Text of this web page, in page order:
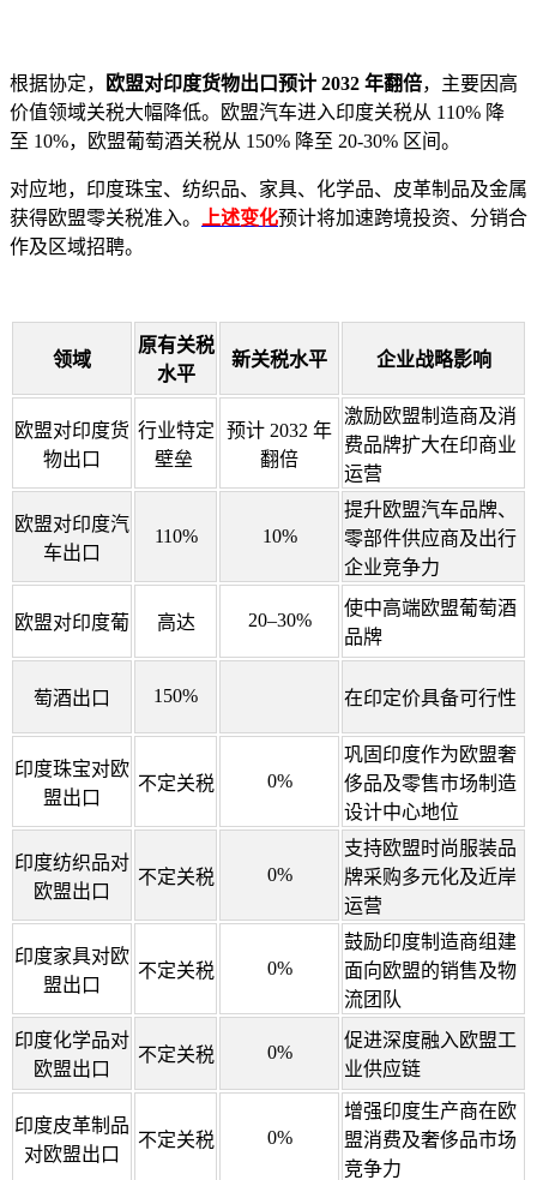
根据协定， 欧盟对印度货物出口预计 2032 年翻倍，主要因高
价值领域关税大幅降低。欧盟汽车进入印度关税从 110% 降
至 10%，欧盟葡萄酒关税从 150% 降至 20-30% 区间。
对应地，印度珠宝、纺织品、家具、化学品、皮革制品及金属
获得欧盟零关税准入。
上述变化预计将加速跨境投资、分销合
作及区域招聘。
领域
原有关税
水平
新关税水平 企业战略影响
欧盟对印度货
物出口
行业特定
壁垒
预计 2032 年
翻倍
激励欧盟制造商及消
费品牌扩大在印商业
运营
欧盟对印度汽
车出口
110% 10%
提升欧盟汽车品牌、
零部件供应商及出行
企业竞争力
欧盟对印度葡 高达 20–30%
使中高端欧盟葡萄酒
品牌
萄酒出口 150% 在印定价具备可行性
印度珠宝对欧
盟出口
不定关税 0%
巩固印度作为欧盟奢
侈品及零售市场制造
设计中心地位
印度纺织品对
欧盟出口
不定关税 0%
支持欧盟时尚服装品
牌采购多元化及近岸
运营
印度家具对欧
盟出口
不定关税 0%
鼓励印度制造商组建
面向欧盟的销售及物
流团队
印度化学品对
欧盟出口
不定关税 0%
促进深度融入欧盟工
业供应链
印度皮革制品
对欧盟出口
不定关税 0%
增强印度生产商在欧
盟消费及奢侈品市场
竞争力